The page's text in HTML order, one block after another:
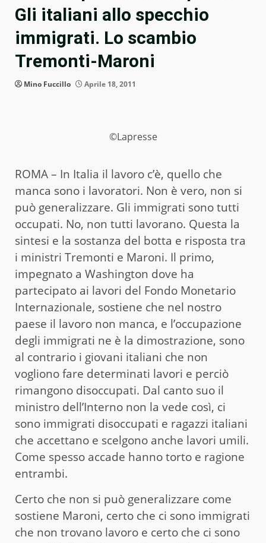
Gli italiani allo specchio
immigrati. Lo scambio
Tremonti-Maroni
Mino Fuccillo Aprile 18, 2011
©Lapresse
ROMA – In Italia il lavoro c’è, quello che
manca sono i lavoratori. Non è vero, non si
può generalizzare. Gli immigrati sono tutti
occupati. No, non tutti lavorano. Questa la
sintesi e la sostanza del botta e risposta tra
i ministri Tremonti e Maroni. Il primo,
impegnato a Washington dove ha
partecipato ai lavori del Fondo Monetario
Internazionale, sostiene che nel nostro
paese il lavoro non manca, e l’occupazione
degli immigrati ne è la dimostrazione, sono
al contrario i giovani italiani che non
vogliono fare determinati lavori e perciò
rimangono disoccupati. Dal canto suo il
ministro dell’Interno non la vede così, ci
sono immigrati disoccupati e ragazzi italiani
che accettano e scelgono anche lavori umili.
Come spesso accade hanno torto e ragione
entrambi.
Certo che non si può generalizzare come
sostiene Maroni, certo che ci sono immigrati
che non trovano lavoro e certo che ci sono